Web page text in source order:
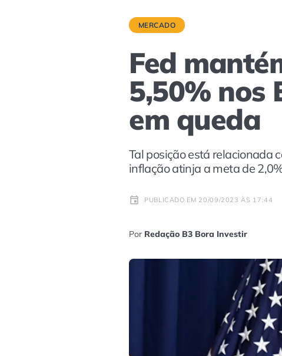
MERCADO
Fed
5,50% nos
em queda
Tal posição está relacionada
inflação atinja a meta de
PUBLICADO EM 20/09/2023 ÀS 17:44
Por Redação B3 Bora Investir